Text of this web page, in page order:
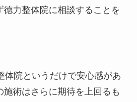
徳力整体院に相談することを
体院というだけで安心感があ
施術はさらに期待を上回るも